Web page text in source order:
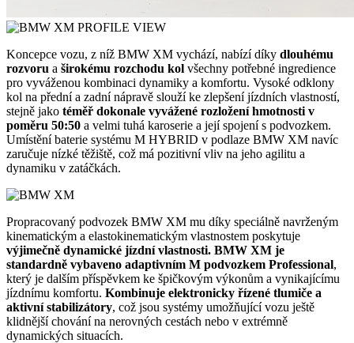
Koncepce vozu, z níž BMW XM vychází, nabízí díky dlouhému
rozvoru a širokému rozchodu kol všechny potřebné ingredience
pro vyváženou kombinaci dynamiky a komfortu. Vysoké odklony
kol na přední a zadní nápravě slouží ke zlepšení jízdních vlastností,
stejně jako téměř dokonale vyvážené rozložení hmotnosti v
poměru 50:50 a velmi tuhá karoserie a její spojení s podvozkem.
Umístění baterie systému M HYBRID v podlaze BMW XM navíc
zaručuje nízké těžiště, což má pozitivní vliv na jeho agilitu a
dynamiku v zatáčkách.
Propracovaný podvozek BMW XM mu díky speciálně navrženým
kinematickým a elastokinematickým vlastnostem poskytuje
výjimečně dynamické jízdní vlastnosti. BMW XM je
standardně vybaveno adaptivním M podvozkem Professional,
který je dalším příspěvkem ke špičkovým výkonům a vynikajícímu
jízdnímu komfortu. Kombinuje elektronicky řízené tlumiče a
aktivní stabilizátory, což jsou systémy umožňující vozu ještě
klidnější chování na nerovných cestách nebo v extrémně
dynamických situacích.